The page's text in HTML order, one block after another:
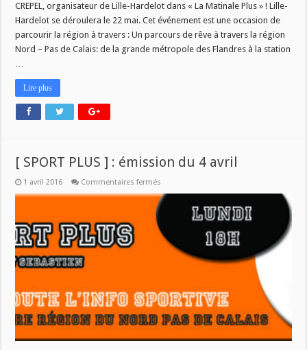
Hardelot
2016
!
CREPEL, organisateur de Lille-Hardelot dans « La Matinale Plus » ! Lille-
Hardelot se déroulera le 22 mai. Cet événement est une occasion de
parcourir la région à travers : Un parcours de rêve à travers la région
Nord – Pas de Calais: de la grande métropole des Flandres à la station
…
Lire plus
[ SPORT PLUS ] : émission du 4 avril
1 avril 2016 Commentaires fermés
SPORT
émission
du